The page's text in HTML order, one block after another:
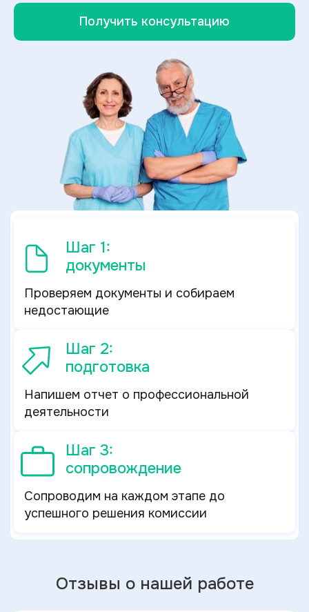
Получить консультацию
Шаг 1:
документы
Проверяем документы и собираем
недостающие
Шаг 2:
подготовка
Напишем отчет о профессиональной
деятельности
Шаг 3:
сопровождение
Сопроводим на каждом этапе до
успешного решения комиссии
Отзывы о нашей работе